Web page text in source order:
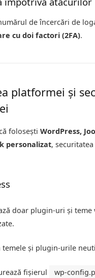
de încercări de
cu doi factori (2FA).
platformei și
folosești WordPress,
personalizat,
doar plugin-uri și teme
temele și plugin-urile
fișierul wp-